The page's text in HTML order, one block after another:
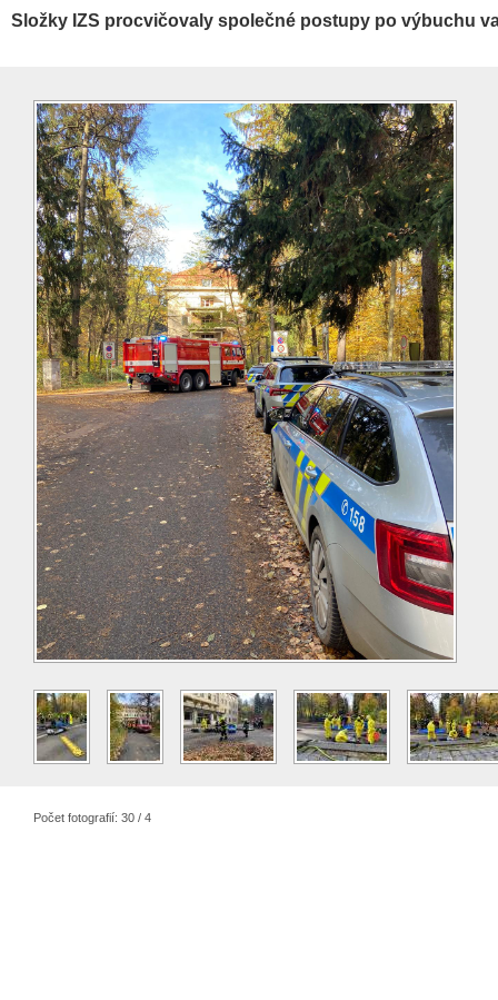
Složky IZS procvičovaly společné postupy po výbuchu
Počet fotografií: 30 / 4